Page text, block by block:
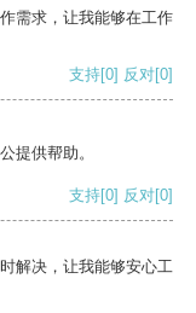
需求，让我能够在工作
支持[0] 反对[0]
提供帮助。
支持[0] 反对[0]
解决，让我能够安心工